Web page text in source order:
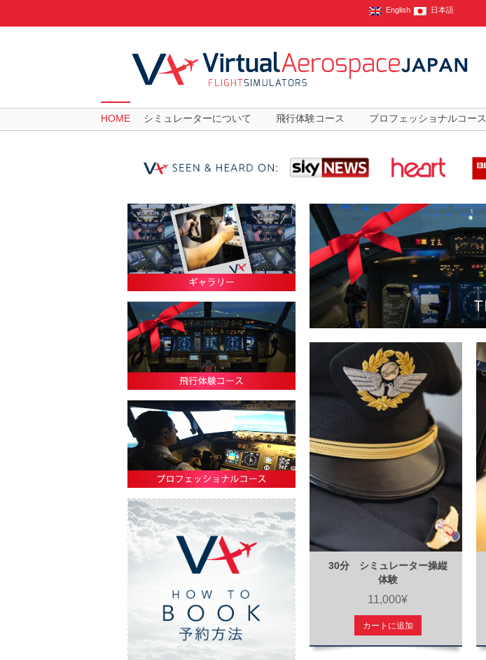
English 日本語
HOME シミュレーターについて 飛行体験コース プロフェッショナルコース
30分 シミュレーター操縦
体験
11,000¥
カートに追加